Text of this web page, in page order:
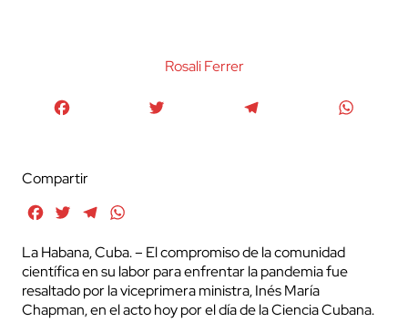
Rosali Ferrer
Compartir
FacebookTwitterTelegram
La Habana, Cuba. – El compromiso de la comunidad
científica en su labor para enfrentar la pandemia fue
resaltado por la viceprimera ministra, Inés María
Chapman, en el acto hoy por el día de la Ciencia Cubana.